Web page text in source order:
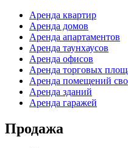
Аренда квартир
Аренда домов
Аренда апартаментов
Аренда таунхаусов
Аренда офисов
Аренда торговых
Аренда помещений
Аренда зданий
Аренда гаражей
Продажа